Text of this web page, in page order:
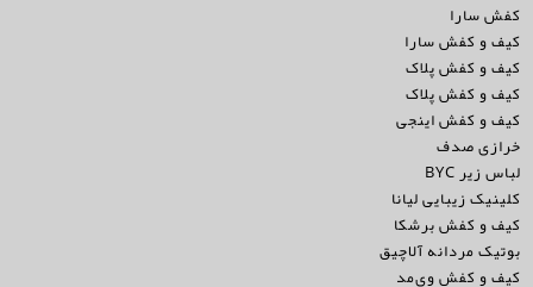
کفش سارا
کیف و کفش سارا
کیف و کفش پلاک
کیف و کفش پلاک
کیف و کفش اینجی
خرازی صدف
لباس زیر BYC
کلینیک زیبایی لیانا
کیف و کفش برشکا
بوتیک مردانه آلاچیق
کیف و کفش وی‌مد